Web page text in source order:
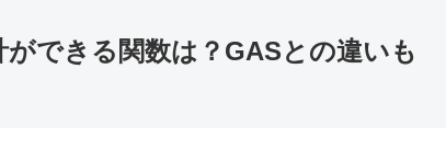
できる関数は？GASとの違いも